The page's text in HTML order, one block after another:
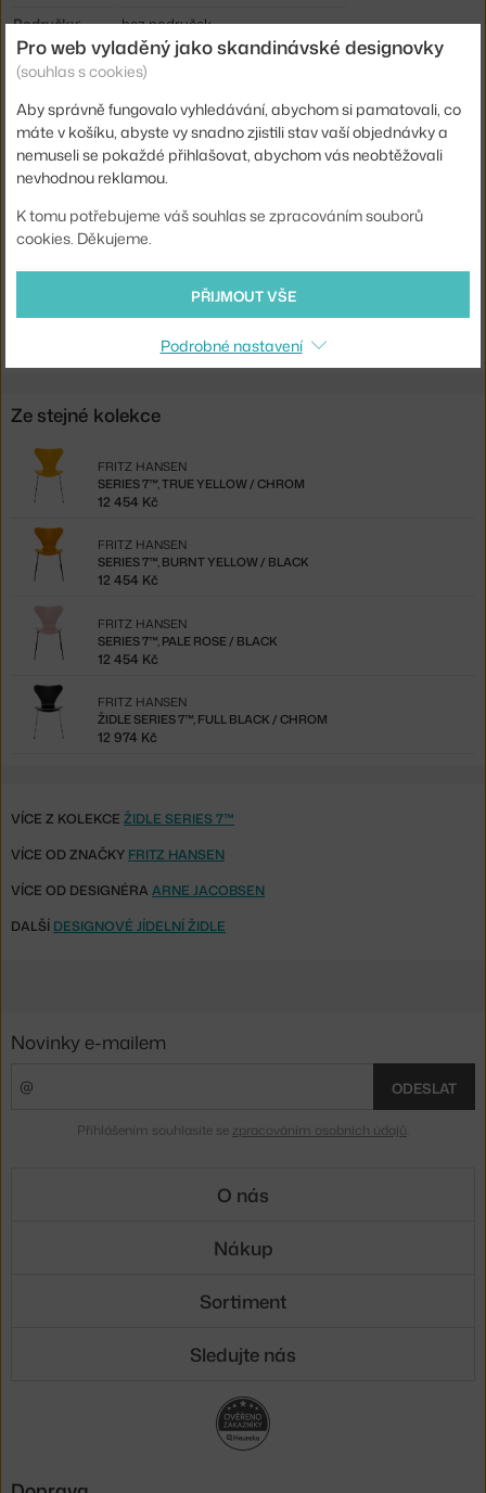
Područky:
bez područek
Barva:
oranžová
Stohovatelné:
ano
Sedák:
dřevo
Kód produktu
FHA-3107-PO
Ste zo Slovenska? Prejdite na
Series 7™, paradise orange
Shopping from the EU? Switch toSeries 7™, chrome/paradise
Ze stejné kolekce
SERIES 7™, TRUE YELLOW / CHROM
FRITZ HANSEN
12 454 Kč
SERIES 7™, BURNT YELLOW / BLACK
FRITZ HANSEN
12 454 Kč
SERIES 7™, PALE ROSE / BLACK
FRITZ HANSEN
12 454 Kč
ŽIDLE SERIES 7™, FULL BLACK / CHROM
FRITZ HANSEN
12 974 Kč
VÍCE Z KOLEKCE ŽIDLE SERIES 7™
VÍCE OD ZNAČKY FRITZ HANSEN
VÍCE OD DESIGNÉRA ARNE JACOBSEN
DALŠÍ DESIGNOVÉ JÍDELNÍ ŽIDLE
Pro web vyladěný jako skandinávské designovky
(souhlas s cookies)
Aby správně fungovalo vyhledávání, abychom si pamatovali, co
máte v košíku, abyste vy snadno zjistili stav vaší objednávky a
nemuseli se pokaždé přihlašovat, abychom vás neobtěžovali
nevhodnou reklamou.
K tomu potřebujeme váš souhlas se zpracováním souborů
cookies. Děkujeme.
PŘIJMOUT VŠE
Podrobné nastavení
Novinky e-mailem
ODESLAT
Přihlášením souhlasíte se zpracováním osobních údajů
O nás
Nákup
Sortiment
Sledujte nás